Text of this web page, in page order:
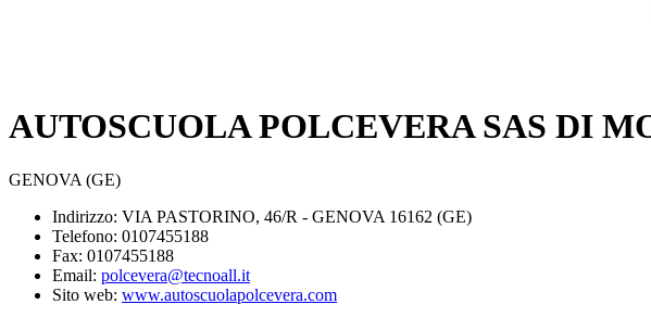
AUTOSCUOLA POLCEVERA SAS DI
GENOVA (GE)
Indirizzo: VIA PASTORINO, 46/R - GENOVA 16162 (GE)
Telefono: 0107455188
Fax: 0107455188
Email: polcevera@tecnoall.it
Sito web: www.autoscuolapolcevera.com